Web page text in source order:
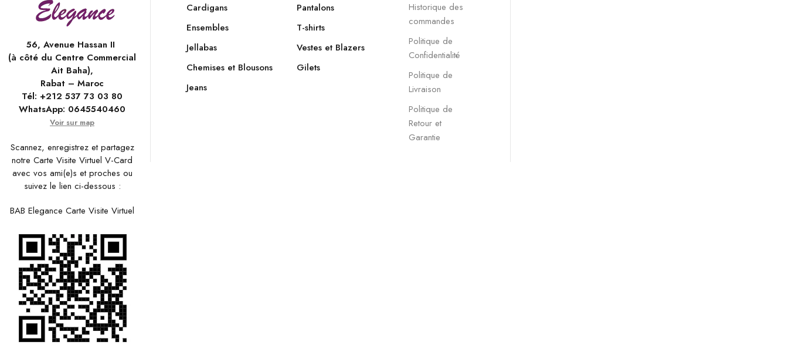
56, Avenue Hassan II
(à côté du Centre Commercial
Ait Baha),
Rabat – Maroc
Tél: +212 537 73 03 80
WhatsApp: 0645540460
Voir sur map
Scannez, enregistrez et partagez
notre Carte Visite Virtuel V-Card
avec vos ami(e)s et proches ou
suivez le lien ci-dessous :
BAB Elegance Carte Visite Virtuel
Cardigans
Ensembles
Jellabas
Chemises et Blousons
Jeans
Pantalons
T-shirts
Vestes et Blazers
Gilets
Historique des
commandes
Politique de
Confidentialité
Politique de
Livraison
Politique de
Retour et
Garantie